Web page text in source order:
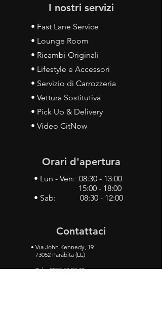
I nostri servizi
• Fast Lane Service
• Lounge Room
• Ricambi Originali
• Lifestyle e Accessori
• Servizio di Carrozzeria
• Vettura Sostitutiva
• Pick Up & Delivery
• Video CitNow
Orari d'apertura
• Lun - Ven: 08:30 - 13:00
15:00 - 18:00
• Sab: 08:30 - 12:00
Contattaci
• Via John Kennedy, 19
73052 Parabita (LE)
• Tel:0833 50 93 30